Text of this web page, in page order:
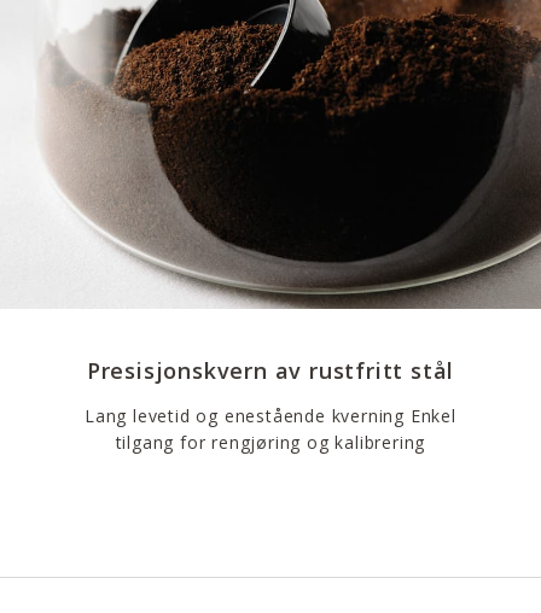
Presisjonskvern av rustfritt stål
Lang levetid og enestående kverning Enkel
tilgang for rengjøring og kalibrering